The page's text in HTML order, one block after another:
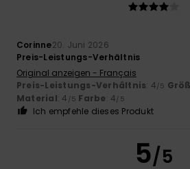
Corinne20. Juni 2026
Preis-Leistungs-Verhältnis
Original anzeigen - Français
Preis-Leistungs-Verhältnis: 4/5
Material: 4 /5 Farbe: 4/5
Ich empfehle dieses Produkt
5/5